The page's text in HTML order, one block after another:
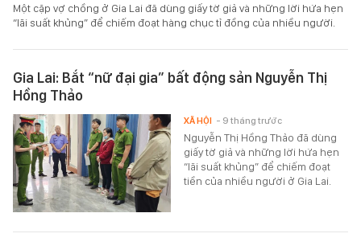
Một cặp vợ chồng ở Gia Lai đã dùng giấy tờ giả và những lời hứa hẹn
“lãi suất khủng” để chiếm đoạt hàng chục tỉ đồng của nhiều người.
Gia Lai: Bắt “nữ đại gia” bất động sản Nguyễn Thị
Hồng Thảo
Nguyễn Thị Hồng Thảo đã dùng
giấy tờ giả và những lời hứa hẹn
“lãi suất khủng” để chiếm đoạt
tiền của nhiều người ở Gia Lai.
XÃ HỘI - 9 tháng trước